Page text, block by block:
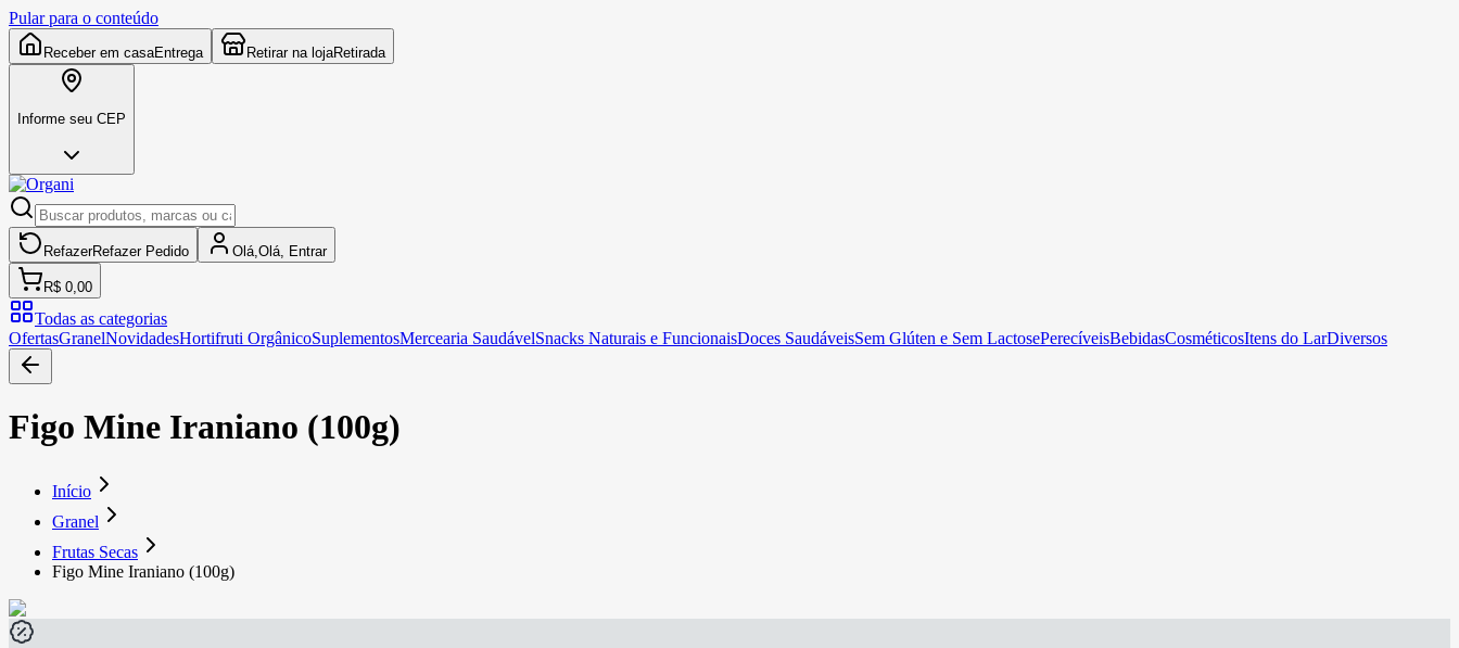
Pular para o conteúdo
Receber em casaEntrega Retirar na lojaRetirada
Informe seu CEP
RefazerRefazer Pedido Olá, Olá, Entrar
R$ 0,00
Todas as categorias
OfertasGranelNovidadesHortifruti OrgânicoSuplementosMercearia SaudávelSnacks Naturais e FuncionaisDoces SaudáveisSem Glúten e Sem LactosePerecíveisBebidasCosméticosItens do LarDiversos
Figo Mine Iraniano (100g)
Início
Granel
Frutas Secas
Figo Mine Iraniano (100g)